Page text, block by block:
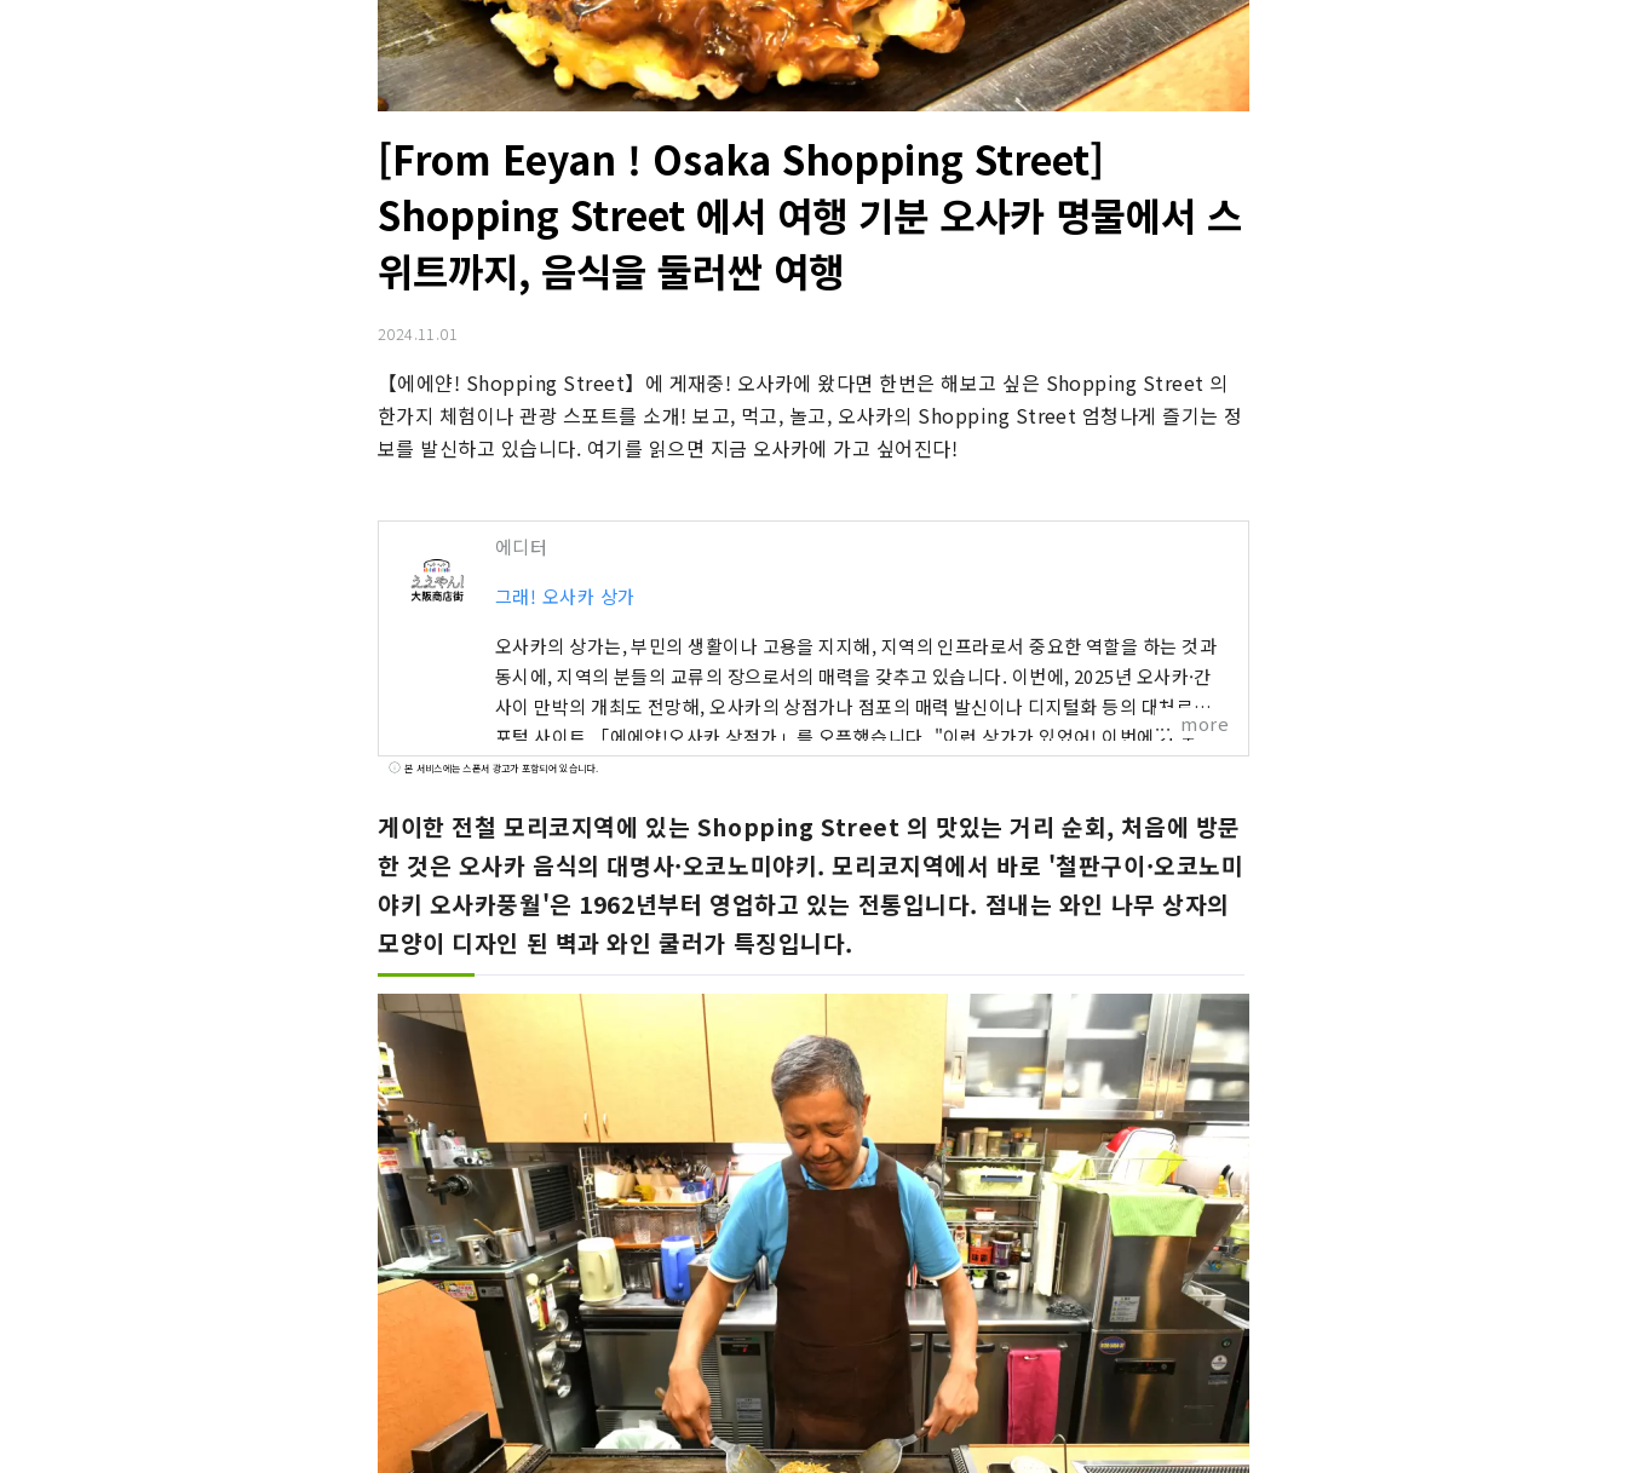
[From Eeyan ! Osaka Shopping Street]
Shopping Street 에서 여행 기분 오사카 명물에서 스
위트까지, 음식을 둘러싼 여행
2024.11.01
【에에얀! Shopping Street】에 게재중! 오사카에 왔다면 한번은 해보고 싶은 Shopping Street 의
한가지 체험이나 관광 스포트를 소개! 보고, 먹고, 놀고, 오사카의 Shopping Street 엄청나게 즐기는 정
보를 발신하고 있습니다. 여기를 읽으면 지금 오사카에 가고 싶어진다!
에디터
그래! 오사카 상가
오사카의 상가는, 부민의 생활이나 고용을 지지해, 지역의 인프라로서 중요한 역할을 하는 것과
동시에, 지역의 분들의 교류의 장으로서의 매력을 갖추고 있습니다. 이번에, 2025년 오사카·간
사이 만박의 개최도 전망해, 오사카의 상점가나 점포의 매력 발신이나 디지털화 등의 대처로서,
포털 사이트 「에에얀!오사카 상점가」를 오픈했습니다. "이런 상가가 있었어! 이번에 가 보
자!" 지금까지 몰랐던 상가, 현지 상가의 새로운 일면의 발견 등, 상가와의 멋진 만남의 계기로,
more
본 서비스에는 스폰서 광고가 포함되어 있습니다.
게이한 전철 모리코지역에 있는 Shopping Street 의 맛있는 거리 순회, 처음에 방문
한 것은 오사카 음식의 대명사·오코노미야키. 모리코지역에서 바로 '철판구이·오코노미
야키 오사카풍월'은 1962년부터 영업하고 있는 전통입니다. 점내는 와인 나무 상자의
모양이 디자인 된 벽과 와인 쿨러가 특징입니다.